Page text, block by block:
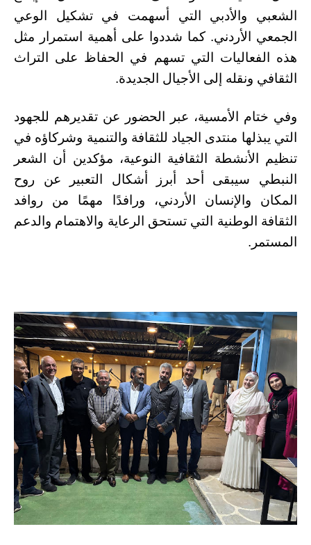
الشعبي والأدبي التي أسهمت في تشكيل الوعي
الجمعي الأردني. كما شددوا على أهمية استمرار مثل
هذه الفعاليات التي تسهم في الحفاظ على التراث
الثقافي ونقله إلى الأجيال الجديدة.
وفي ختام الأمسية، عبر الحضور عن تقديرهم للجهود
التي يبذلها منتدى الجياد للثقافة والتنمية وشركاؤه في
تنظيم الأنشطة الثقافية النوعية، مؤكدين أن الشعر
النبطي سيبقى أحد أبرز أشكال التعبير عن روح
المكان والإنسان الأردني، ورافدًا مهمًا من روافد
الثقافة الوطنية التي تستحق الرعاية والاهتمام والدعم
المستمر.